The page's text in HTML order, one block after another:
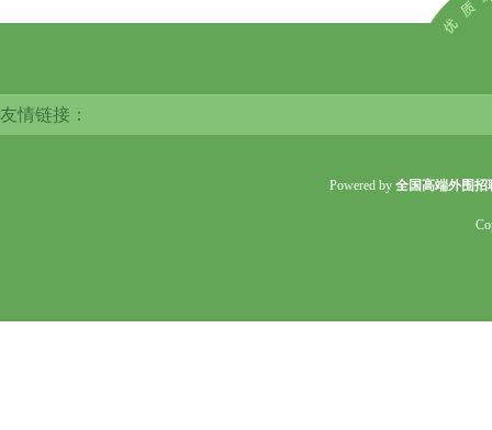
友情链接：
Powered by 全国高端外围招